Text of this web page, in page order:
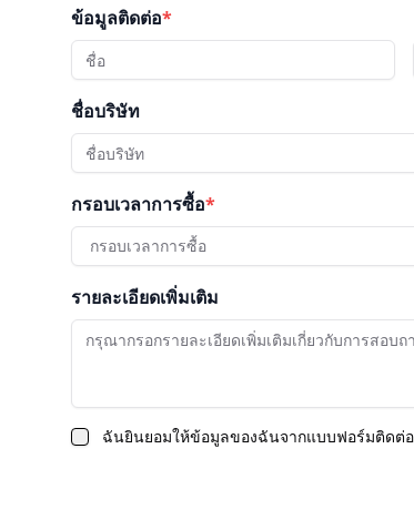
ข้อมูลติดต่อ*
ชื่อบริษัท
กรอบเวลาการซื้อ*
กรอบเวลาการซื้อ
รายละเอียดเพิ่มเติม
ฉันยินยอมให้ข้อมูลของฉันจากแบบฟอร์มติดต่